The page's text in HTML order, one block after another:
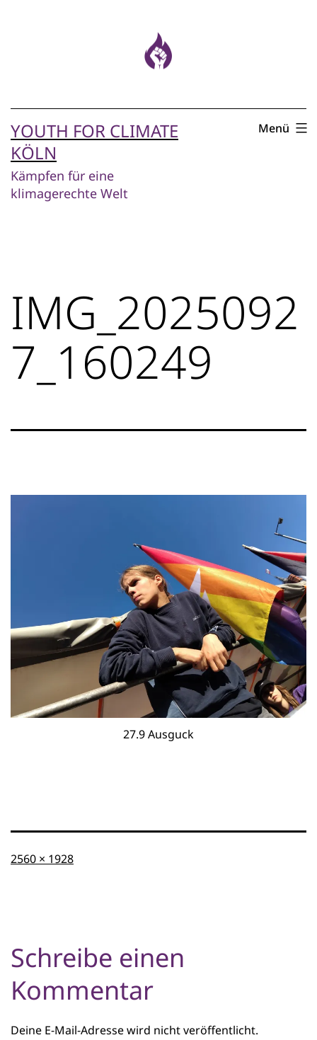
YOUTH FOR CLIMATE
KÖLN
Kämpfen für eine
klimagerechte Welt
Menü
IMG_2025092
7_160249
27.9 Ausguck
Originalgröße
2560 × 1928
Schreibe einen
Kommentar
Deine E-Mail-Adresse wird nicht veröffentlicht.